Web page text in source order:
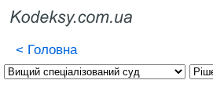
< Головна